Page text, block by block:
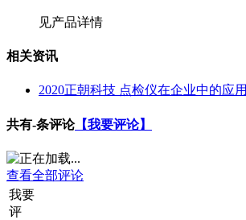
见产品详情
相关资讯
2020正朝科技 点检仪在企业中的应用
共有-条评论【我要评论】
查看全部评论
我要
评